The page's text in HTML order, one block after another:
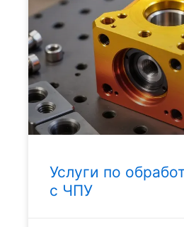
Услуги по
с ЧПУ